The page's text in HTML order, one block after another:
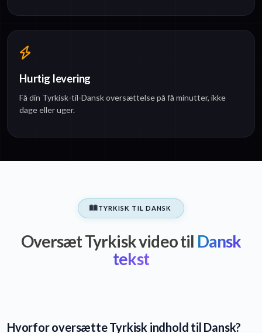
Hurtig levering
Få din Tyrkisk-til-Dansk oversættelse på få minutter, ikke
dage eller uger.
TYRKISK TIL DANSK
Oversæt Tyrkisk video til Dansk
tekst
Hvorfor oversætte Tyrkisk indhold til Dansk?